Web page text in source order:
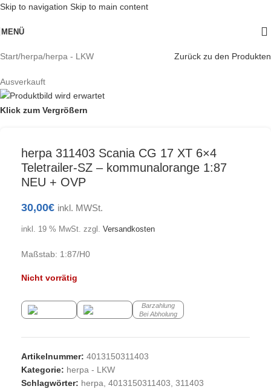
Skip to navigation Skip to main content
MENÜ
Start/herpa/herpa - LKW Zurück zu den Produkten
Ausverkauft
Klick zum Vergrößern
herpa 311403 Scania CG 17 XT 6×4
Teletrailer-SZ – kommunalorange 1:87
NEU + OVP
30,00€ inkl. MWSt.
inkl. 19 % MwSt. zzgl. Versandkosten
Maßstab: 1:87/H0
Nicht vorrätig
Barzahlung
Bei Abholung
Artikelnummer: 4013150311403
Kategorie: herpa - LKW
Schlagwörter: herpa, 4013150311403, 311403